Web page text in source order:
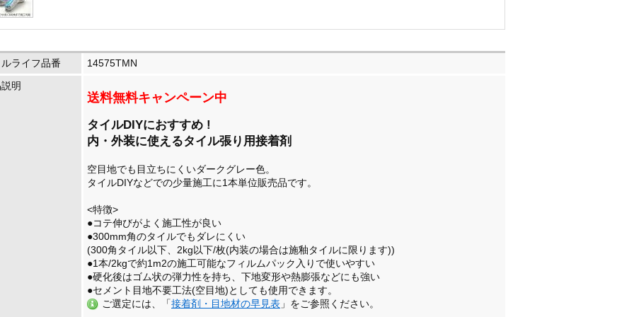
ライフ品番
14575TMN
明
送料無料キャンペーン中
タイルDIYにおすすめ !
内・外装に使えるタイル張り用接着剤
空目地でも目立ちにくいダークグレー色。
タイルDIYなどでの少量施工に1本単位販売品です。
<特徴>
●コテ伸びがよく施工性が良い
●300mm角のタイルでもダレにくい
(300角タイル以下、2kg以下/枚(内装の場合は施釉タイルに限ります))
●1本/2kgで約1m2の施工可能なフィルムパック入りで使いやすい
●硬化後はゴム状の弾力性を持ち、下地変形や熱膨張などにも強い
●セメント目地不要工法(空目地)としても使用できます。
ご選定には、「接着剤・目地材の早見表 」をご参照ください。